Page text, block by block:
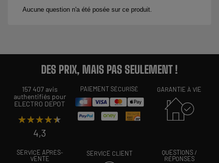
DES PRIX, MAIS PAS SEULEMENT !
157 407 avis
authentifiés pour
ELECTRO DEPOT
★★★★★
★★★★★
4,3
PAIEMENT SÉCURISÉ GARANTIE À VIE
SERVICE APRÈS-
VENTE
SERVICE CLIENT
QUESTIONS /
RÉPONSES